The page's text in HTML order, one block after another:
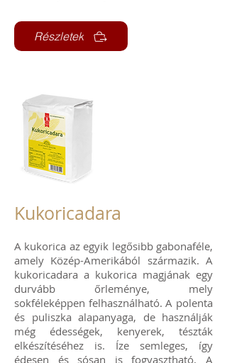
Részletek
Kukoricadara
A kukorica az egyik legősibb gabonaféle,
amely Közép-Amerikából származik. A
kukoricadara a kukorica magjának egy
durvább őrleménye, mely
sokféleképpen felhasználható. A polenta
és puliszka alapanyaga, de használják
még édességek, kenyerek, tészták
elkészítéséhez is. Íze semleges, így
édesen és sósan is fogyasztható. A